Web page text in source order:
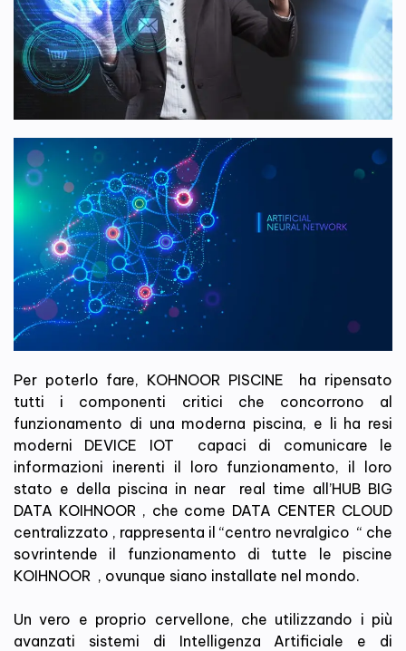
Per poterlo fare, KOHNOOR PISCINE ha ripensato
tutti i componenti critici che concorrono al
funzionamento di una moderna piscina, e li ha resi
moderni DEVICE IOT capaci di comunicare le
informazioni inerenti il loro funzionamento, il loro
stato e della piscina in near real time all’HUB BIG
DATA KOIHNOOR , che come DATA CENTER CLOUD
centralizzato , rappresenta il “centro nevralgico “ che
sovrintende il funzionamento di tutte le piscine
KOIHNOOR , ovunque siano installate nel mondo.
Un vero e proprio cervellone, che utilizzando i più
avanzati sistemi di Intelligenza Artificiale e di